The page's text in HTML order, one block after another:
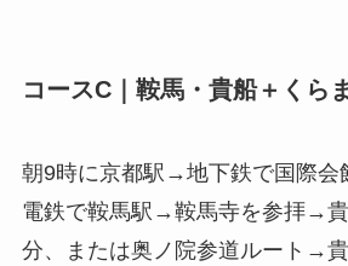
コースC｜鞍馬・貴船＋くら
朝9時に京都駅→地下鉄で国際
電鉄で鞍馬駅→鞍馬寺を参拝→
分、または奥ノ院参道ルート→